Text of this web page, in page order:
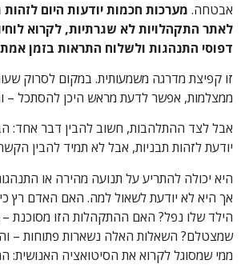
אבטחה. מערכות חכמות יודעות היום
לאתר התקהלויות לא שגרתיות, לקרוא
דפוסי התנהגות ולשלוח התראות בזמן
זו קפיצת מדרגה משמעותית. במקום לסרוק
ממצלמות, אפשר לדעת מראש היכן להסתכל –
אבל לצד ההתלהבות, חשוב להבין דבר אחד:
יודעת לזהות תבניות, אבל לא תמיד להבין
היא יכולה להתריע על תנועה מהירה או
אך היא לא יודעת לשאול למה. האם האדם רץ כי
הילד שלו נפל? האם ההתקהלות הזו מסוכנת
שמצטלם? השאלות האלה נשארות פתוחות –
ממי שמסוגל לקרוא את הסיטואציה האנושית: